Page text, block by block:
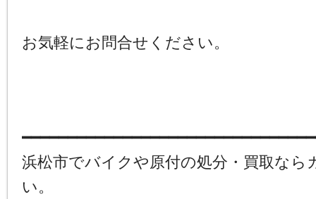
お気軽にお問合せください。
浜松市でバイクや原付の処分・買取なら
い。